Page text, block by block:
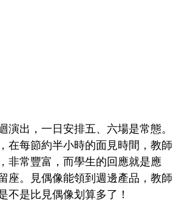
出，一日安排五、六場是常態。
在每節約半小時的面見時間，教師
非常豐富，而學生的回應就是應
座。見偶像能領到週邊產品，教師
不是比見偶像划算多了！